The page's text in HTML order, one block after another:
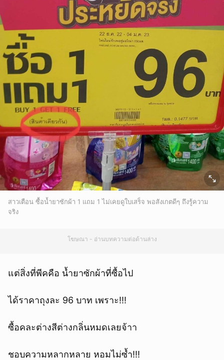
สาวเตือน ซื้อน้ำยาซักผ้า 1 แถม 1 ไม่เคยดูใบเสร็จ พอสังเกตดีๆ ถึงรู้ความ
จริง
โฆษณา - อ่านบทความต่อด้านล่าง
แต่สิ่งที่พีคคือ น้ำยาซักผ้าที่ซื้อไป
ได้ราคาถุงละ 96 บาท เพราะ!!!
ซื้อคละต่างสีต่างกลิ่นหมดเลยจ้าา
ชอบความหลากหลาย หอมไม่ซ้ำ!!!